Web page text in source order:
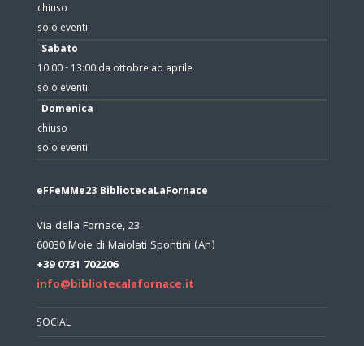
chiuso
solo eventi
Sabato
10:00 - 13:00 da ottobre ad aprile
solo eventi
Domenica
chiuso
solo eventi
eFFeMMe23 BibliotecaLaFornace
Via della Fornace, 23
60030 Moie di Maiolati Spontini (An)
+39 0731 702206
info@bibliotecalafornace.it
SOCIAL